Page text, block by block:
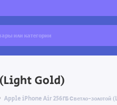
Gold)
Apple iPhone Air 256ГБ Светло-золотой